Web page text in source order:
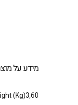
מידע על
(Kg)3,60